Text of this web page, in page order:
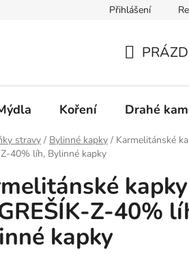
Přihlášení
KOŠÍK
Koření Drahé
stravy / Bylinné kapky / Karmelitánské
40% líh, Bylinné kapky
Z-40%
kapky